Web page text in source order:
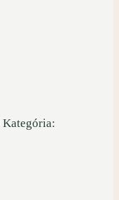
Kategória: